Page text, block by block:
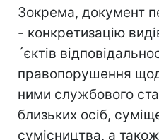
Зокрема, документ
- конкретизацію
´єктів
правопорушення
ними службового
близьких осіб,
сумісництва, а